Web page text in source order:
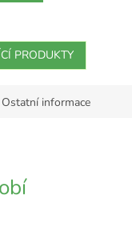
PRODUKTY
Ostatní informace